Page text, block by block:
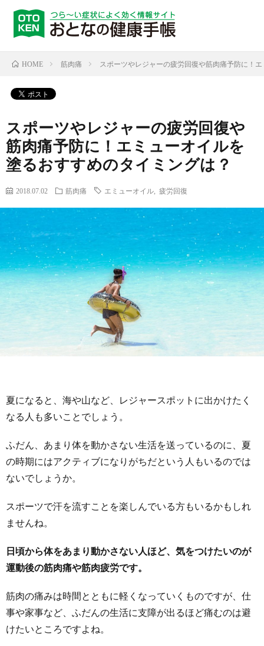
HOME 筋肉痛 スポーツやレジャーの疲労回復や筋肉痛予防に！
スポーツやレジャーの疲労回復や
筋肉痛予防に！エミューオイルを
塗るおすすめのタイミングは？
2018.07.02 筋肉痛 エミューオイル 疲労回復
夏になると、海や山など、レジャースポットに出かけたく
なる人も多いことでしょう。
ふだん、あまり体を動かさない生活を送っているのに、夏
の時期にはアクティブになりがちだという人もいるのでは
ないでしょうか。
スポーツで汗を流すことを楽しんでいる方もいるかもしれ
ませんね。
日頃から体をあまり動かさない人ほど、気をつけたいのが
運動後の筋肉痛や筋肉疲労です。
筋肉の痛みは時間とともに軽くなっていくものですが、仕
事や家事など、ふだんの生活に支障が出るほど痛むのは避
けたいところですよね。